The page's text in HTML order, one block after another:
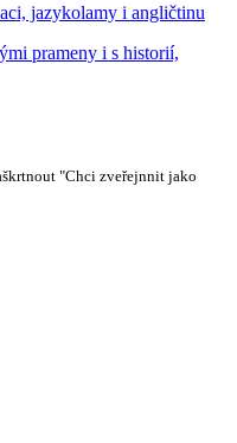
jazykolamy i angličtinu
prameny i s historií,
"Chci zveřejnnit jako